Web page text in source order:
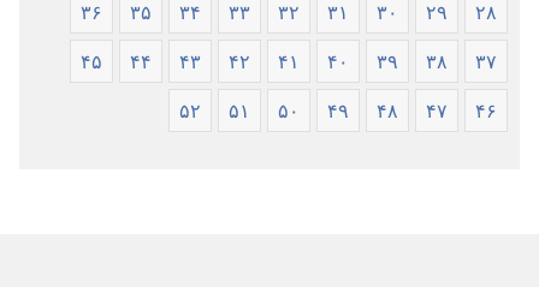
۲۸ ۲۹ ۳۰ ۳۱ ۳۲ ۳۳ ۳۴ ۳۵ ۳۶
۳۷ ۳۸ ۳۹ ۴۰ ۴۱ ۴۲ ۴۳ ۴۴ ۴۵
۴۶ ۴۷ ۴۸ ۴۹ ۵۰ ۵۱ ۵۲